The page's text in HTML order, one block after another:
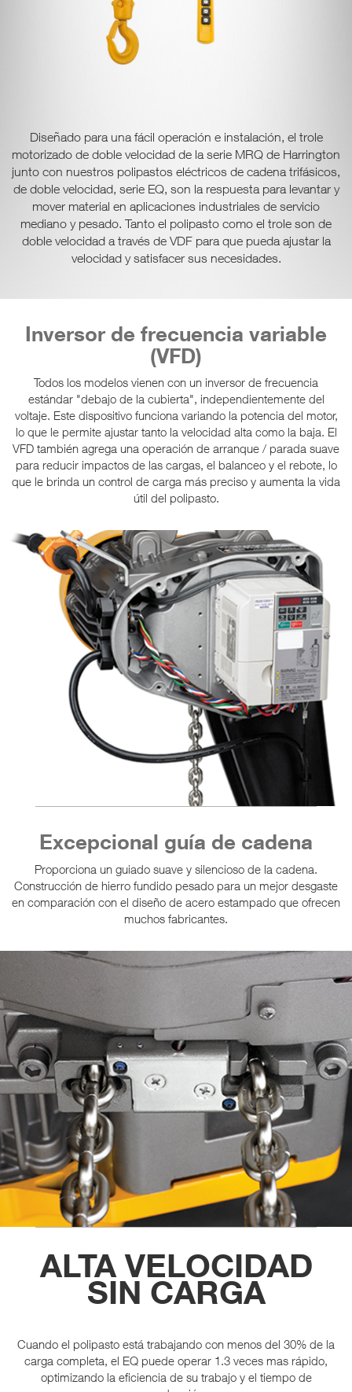
Diseñado para una fácil operación e instalación, el trole
motorizado de doble velocidad de la serie MRQ de Harrington
junto con nuestros polipastos eléctricos de cadena trifásicos,
de doble velocidad, serie EQ, son la respuesta para levantar y
mover material en aplicaciones industriales de servicio
mediano y pesado. Tanto el polipasto como el trole son de
doble velocidad a través de VDF para que pueda ajustar la
velocidad y satisfacer sus necesidades.
Inversor de frecuencia variable
(VFD)
Todos los modelos vienen con un inversor de frecuencia
estándar "debajo de la cubierta", independientemente del
voltaje. Este dispositivo funciona variando la potencia del motor,
lo que le permite ajustar tanto la velocidad alta como la baja. El
VFD también agrega una operación de arranque / parada suave
para reducir impactos de las cargas, el balanceo y el rebote, lo
que le brinda un control de carga más preciso y aumenta la vida
útil del polipasto.
Excepcional guía de cadena
Proporciona un guiado suave y silencioso de la cadena.
Construcción de hierro fundido pesado para un mejor desgaste
en comparación con el diseño de acero estampado que ofrecen
muchos fabricantes.
ALTA VELOCIDAD
SIN CARGA
Cuando el polipasto está trabajando con menos del 30% de la
carga completa, el EQ puede operar 1.3 veces mas rápido,
optimizando la eficiencia de su trabajo y el tiempo de